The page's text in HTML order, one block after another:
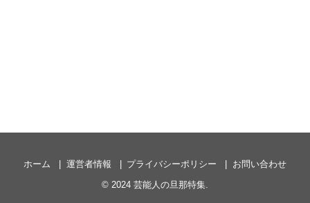
ホーム 運営者情報 プライバシーポリシー
お問い合わせ
© 2024 芸能人の旦那特集